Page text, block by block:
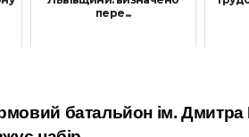
пере...
батальйон ім.